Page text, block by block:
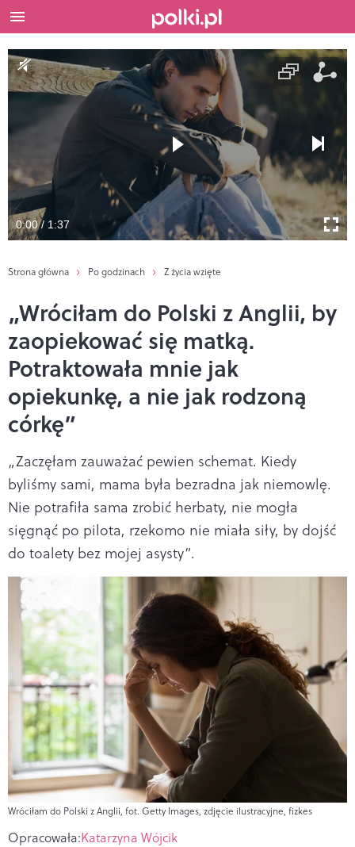
0:00 / 1:37
Strona główna Po godzinach Z życia wzięte
„Wróciłam do Polski z Anglii, by
zaopiekować się matką.
Potraktowała mnie jak
opiekunkę, a nie jak rodzoną
córkę”
„Zaczęłam zauważać pewien schemat. Kiedy
byliśmy sami, mama była bezradna jak niemowlę.
Nie potrafiła sama zrobić herbaty, nie mogła
sięgnąć po pilota, rzekomo nie miała siły, by dojść
do toalety bez mojej asysty”.
Wróciłam do Polski z Anglii, fot. Getty Images, zdjęcie ilustracyjne, fizkes
Opracowała:Katarzyna Wójcik